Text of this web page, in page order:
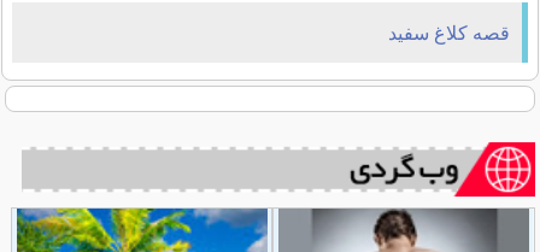
قصه كلاغ سفيد